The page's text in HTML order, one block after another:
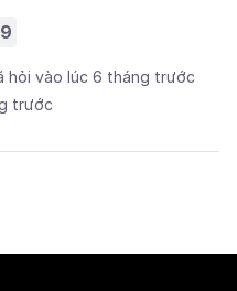
hỏi vào lúc 6 tháng trước
trước